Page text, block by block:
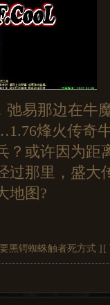
易那边在牛
烽火传奇
？或许因为距
过那里，盛大
地图?
黑锷蜘蛛触者死方式 ] [